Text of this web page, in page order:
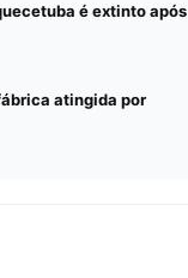
é extinto após
atingida por